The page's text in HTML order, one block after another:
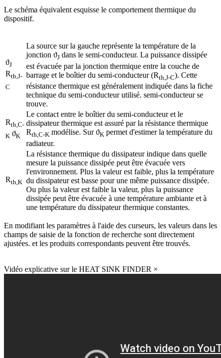
Le schéma équivalent esquisse le comportement thermique du
dispositif.
ϑJ
Rth,J-
C
La source sur la gauche représente la température de la
jonction ϑJ dans le semi-conducteur. La puissance dissipée
est évacuée par la jonction thermique entre la couche de
barrage et le boîtier du semi-conducteur (Rth,J-C). Cette
résistance thermique est généralement indiquée dans la fiche
technique du semi-conducteur utilisé. semi-conducteur se
trouve.
Rth,C-
K ϑK
Le contact entre le boîtier du semi-conducteur et le
dissipateur thermique est assuré par la résistance thermique
Rth,C-K modélise. Sur ϑK permet d'estimer la température du
radiateur.
Rth,K
La résistance thermique du dissipateur indique dans quelle
mesure la puissance dissipée peut être évacuée vers
l'environnement. Plus la valeur est faible, plus la température
du dissipateur est basse pour une même puissance dissipée.
Ou plus la valeur est faible la valeur, plus la puissance
dissipée peut être évacuée à une température ambiante et à
une température du dissipateur thermique constantes.
En modifiant les paramètres à l'aide des curseurs, les valeurs dans les
champs de saisie de la fonction de recherche sont directement
ajustées. et les produits correspondants peuvent être trouvés.
Vidéo explicative sur le HEAT SINK FINDER ×